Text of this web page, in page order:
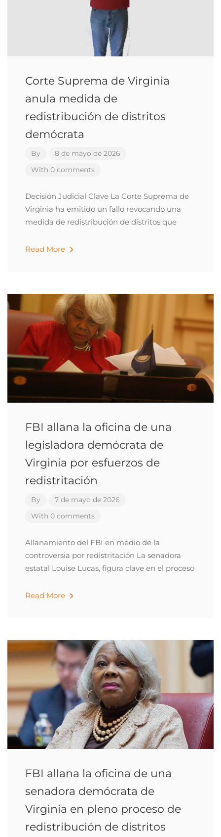
Corte Suprema de Virginia
anula medida de
redistribución de distritos
demócrata
By
8 de mayo de 2026
With 0 comments
Decisión Judicial Clave La Corte Suprema de
Virginia ha emitido un fallo revocando una
medida de redistribución de distritos que
Read More
FBI allana la oficina de una
legisladora demócrata de
Virginia por esfuerzos de
redistritación
By
7 de mayo de 2026
With 0 comments
Allanamiento del FBI en medio de la
controversia por redistritación La senadora
estatal Louise Lucas, figura clave en el proceso
Read More
FBI allana la oficina de una
senadora demócrata de
Virginia en pleno proceso de
redistribución de distritos